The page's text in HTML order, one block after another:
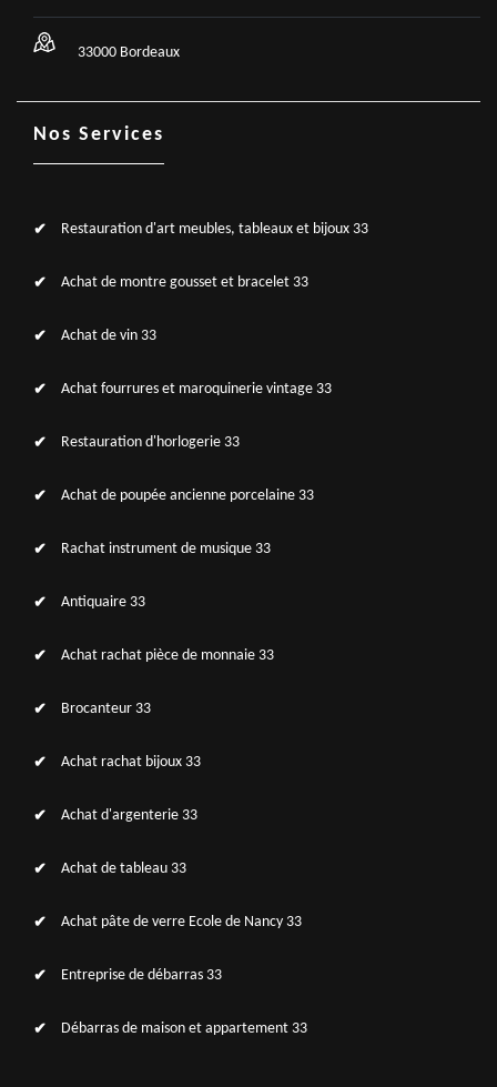
33000 Bordeaux
Nos Services
Restauration d'art meubles, tableaux et bijoux 33
Achat de montre gousset et bracelet 33
Achat de vin 33
Achat fourrures et maroquinerie vintage 33
Restauration d'horlogerie 33
Achat de poupée ancienne porcelaine 33
Rachat instrument de musique 33
Antiquaire 33
Achat rachat pièce de monnaie 33
Brocanteur 33
Achat rachat bijoux 33
Achat d'argenterie 33
Achat de tableau 33
Achat pâte de verre Ecole de Nancy 33
Entreprise de débarras 33
Débarras de maison et appartement 33